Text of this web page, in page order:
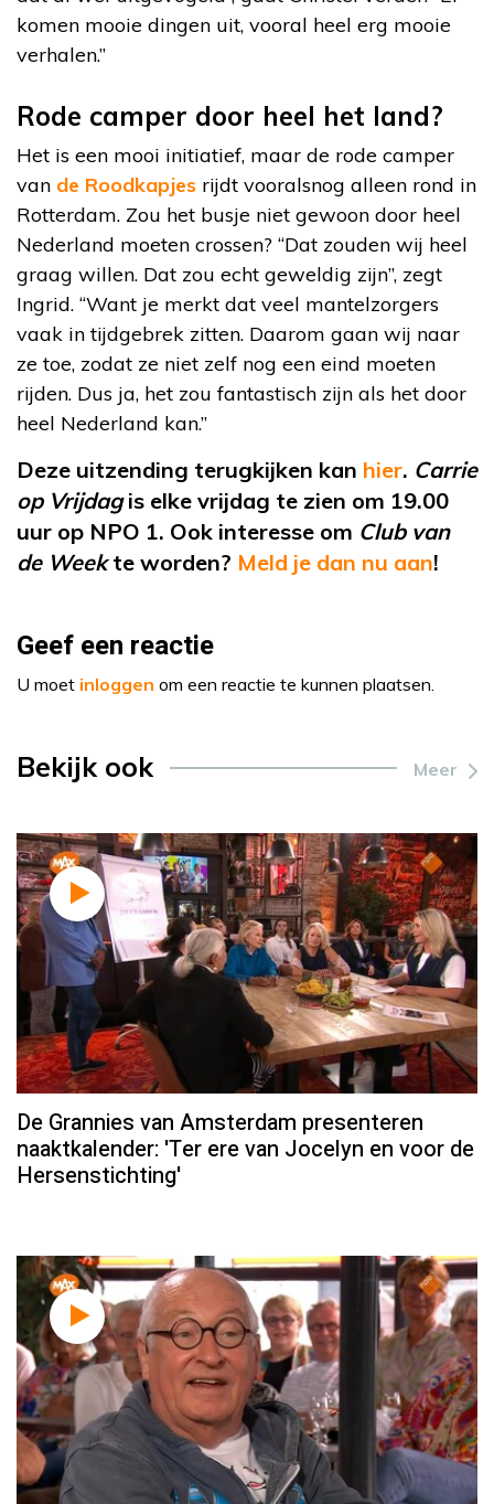
komen mooie dingen uit, vooral heel erg mooie
verhalen.”
Rode camper door heel het land?
Het is een mooi initiatief, maar de rode camper
van de Roodkapjes rijdt vooralsnog alleen rond in
Rotterdam. Zou het busje niet gewoon door heel
Nederland moeten crossen? “Dat zouden wij heel
graag willen. Dat zou echt geweldig zijn”, zegt
Ingrid. “Want je merkt dat veel mantelzorgers
vaak in tijdgebrek zitten. Daarom gaan wij naar
ze toe, zodat ze niet zelf nog een eind moeten
rijden. Dus ja, het zou fantastisch zijn als het door
heel Nederland kan.”
Deze uitzending terugkijken kan hier. Carrie
op Vrijdagis elke vrijdag te zien om 19.00
uur op NPO 1. Ook interesse om Club van
de Weekte worden? Meld je dan nu aan!
Geef een reactie
U moet inloggen om een reactie te kunnen plaatsen.
Bekijk ook Meer
De Grannies van Amsterdam presenteren
naaktkalender: 'Ter ere van Jocelyn en voor de
Hersenstichting'